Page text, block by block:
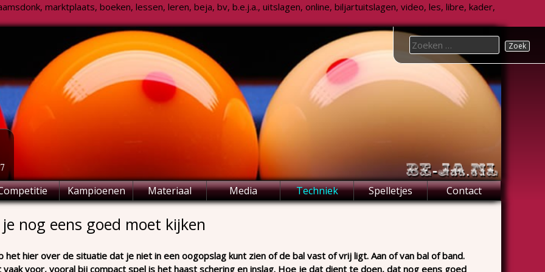
marktplaats, boeken, lessen, leren, beja, bv, b.e.j.a., uitslagen, online, biljartuitslagen, video, les, libre, kader,
Kampioenen Materiaal Media Techniek Spelletjes Contact
Search
for:
nog eens goed moet kijken
het hier over de situatie dat je niet in een oogopslag kunt zien of de bal vast of vrij ligt. Aan of van bal of band.
vaak voor, vooral bij compact spel is het haast schering en inslag. Hoe je dat dient te doen, dat nog eens goed